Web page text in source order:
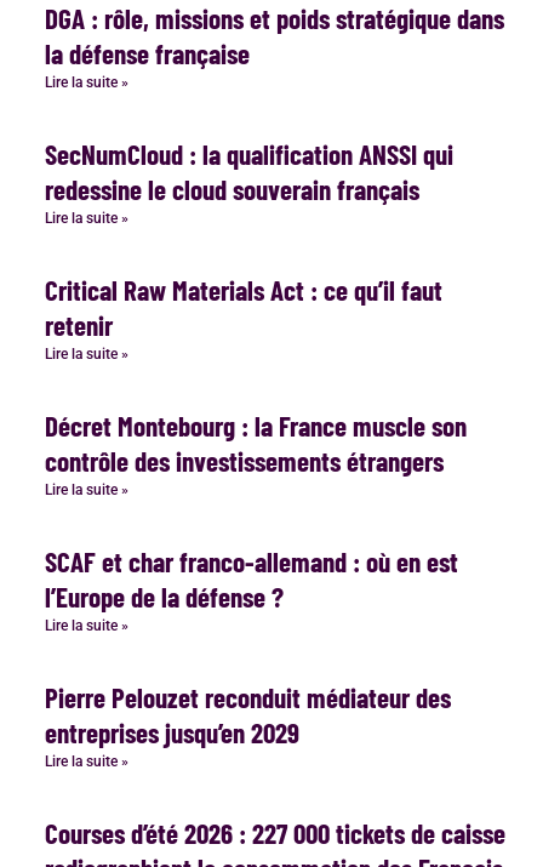
DGA : rôle, missions et poids stratégique dans
la défense française
Lire la suite »
SecNumCloud : la qualification ANSSI qui
redessine le cloud souverain français
Lire la suite »
Critical Raw Materials Act : ce qu’il faut
retenir
Lire la suite »
Décret Montebourg : la France muscle son
contrôle des investissements étrangers
Lire la suite »
SCAF et char franco-allemand : où en est
l’Europe de la défense ?
Lire la suite »
Pierre Pelouzet reconduit médiateur des
entreprises jusqu’en 2029
Lire la suite »
Courses d’été 2026 : 227 000 tickets de caisse